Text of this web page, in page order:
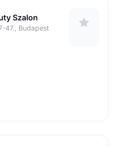
Szalon
47., Budapest